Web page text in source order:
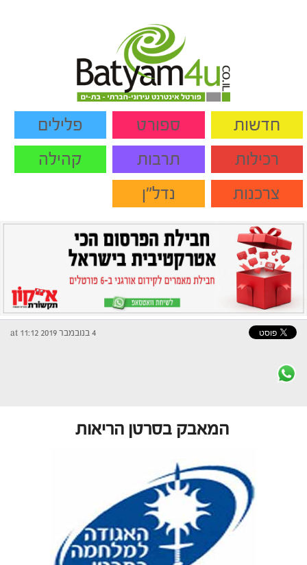
חדשות ספורט
פלילים
רכילות
תרבות
קהילה
צרכנות
נדל"ן
4 בנובמבר 2019 at 11:12
המאבק בסרטן הריאות